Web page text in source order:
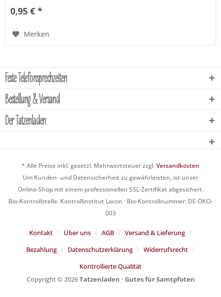
0,95 € *
Merken
Feste Telefonsprechzeiten
Bestellung & Versand
Der Tatzenladen
* Alle Preise inkl. gesetzl. Mehrwertsteuer zzgl.Versandkosten
Um Kunden- und Datensicherheit zu gewährleisten, ist unser
Online-Shop mit einem professionellen SSL-Zertifikat abgesichert.
Bio-Kontrollstelle: Kontrollinstitut Lacon · Bio-Kontrollnummer: DE-ÖKO-
003
Kontakt Über uns AGB
Versand & Lieferung
Bezahlung
Datenschutzerklärung
Widerrufsrecht
Kontrollierte Qualität
Copyright © 2026Tatzenladen · Gutes für Samtpfoten